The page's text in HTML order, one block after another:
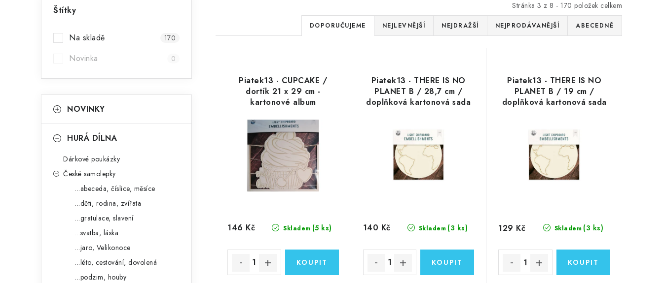
r
a
Štítky
Na skladě 170
Novinka 0
kategorie
a
NOVINKY
HURÁ DÍLNA
Dárkové poukázky
České samolepky
...abeceda, číslice, měsíce
...děti, rodina, zvířata
...gratulace, slavení
...svatba, láska
...jaro, Velikonoce
...léto, cestování, dovolená
...podzim, houby
Stránka 3 z 8 - 170 položek celkem
Ř
a
e
n
í
p
r
o
d
k
t
ů
DOPORUČUJEME NEJLEVNĚJŠÍ NEJDRAŽŠÍ NEJPRODÁVANĚJŠÍ ABECEDNĚ
Piatek13 - CUPCAKE /
dortík 21 x 29 cm -
kartonové album
Skladem (5 ks)
146 Kč
Piatek13 - THERE IS NO
PLANET B / 28,7 cm /
doplňková kartonová sada
Skladem (3 ks)
140 Kč
Piatek13 - THERE IS NO
PLANET B / 19 cm /
doplňková kartonová sada
Skladem (3 ks)
129 Kč